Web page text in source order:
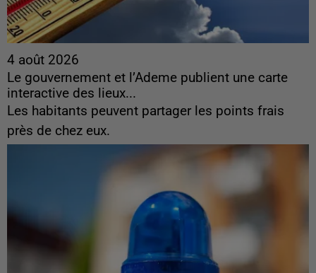
4 août 2026
Le gouvernement et l’Ademe publient une carte
interactive des lieux...
Les habitants peuvent partager les points frais
près de chez eux.